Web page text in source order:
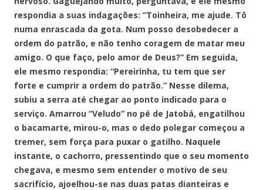
respondia a suas indagações: “Toinheira, me ajude. Tô
numa enrascada da gota. Num posso desobedecer a
ordem do patrão, e não tenho coragem de matar meu
amigo. O que faço, pelo amor de Deus?” Em seguida,
ele mesmo respondia: “Pereirinha, tu tem que ser
forte e cumprir a ordem do patrão.” Nesse dilema,
subiu a serra até chegar ao ponto indicado para o
serviço. Amarrou “Veludo” no pé de Jatobá, engatilhou
o bacamarte, mirou-o, mas o dedo polegar começou a
tremer, sem força para puxar o gatilho. Naquele
instante, o cachorro, pressentindo que o seu momento
chegava, e mesmo sem entender o motivo de seu
sacrifício, ajoelhou-se nas duas patas dianteiras e